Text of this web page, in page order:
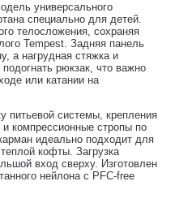
универсального
специально для детей.
телосложения, сохраняя
Tempest. Задняя панель
а нагрудная стяжка и
рюкзак, что важно
или катании на
питьевой системы, крепления
компрессионные стропы по
идеально подходит для
кофты. Загрузка
вход сверху. Изготовлен
нейлона с PFC-free